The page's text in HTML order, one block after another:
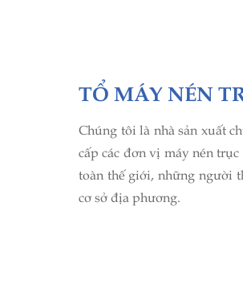
TỔ MÁY NÉN
Chúng tôi là nhà sản xuất
cấp các đơn vị máy nén
toàn thế giới, những người
cơ sở địa phương.